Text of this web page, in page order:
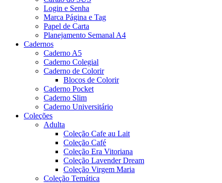
Login e Senha
Marca Página e Tag
Papel de Carta
Planejamento Semanal A4
Cadernos
Caderno A5
Caderno Colegial
Caderno de Colorir
Blocos de Colorir
Caderno Pocket
Caderno Slim
Caderno Universitário
Coleções
Adulta
Coleção Cafe au Lait
Coleção Café
Coleção Era Vitoriana
Coleção Lavender Dream
Coleção Virgem Maria
Coleção Temática